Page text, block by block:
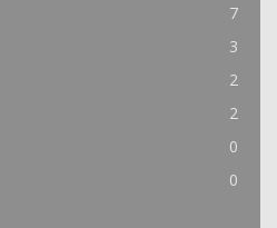
7
3
2
2
0
0